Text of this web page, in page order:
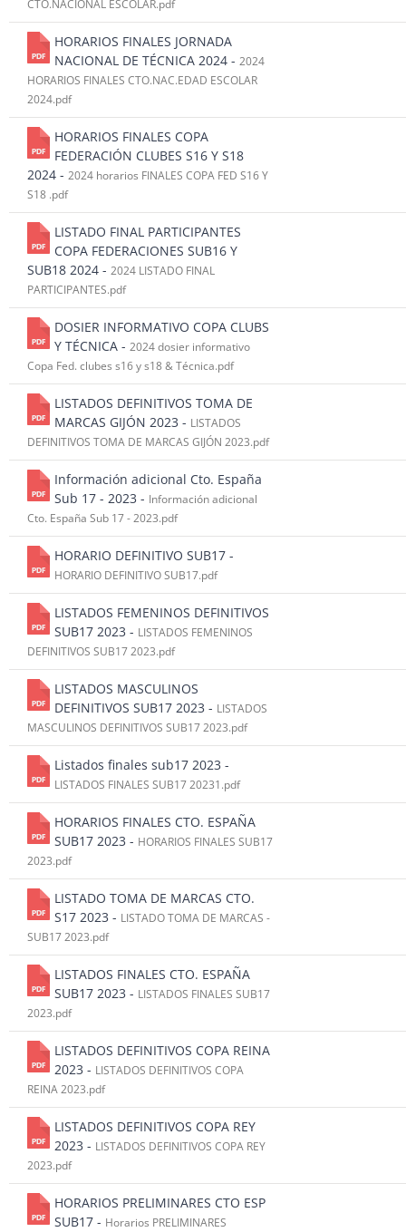
CTO.NACIONAL ESCOLAR.pdf
HORARIOS FINALES JORNADA
NACIONAL DE TÉCNICA 2024 - 2024
HORARIOS FINALES CTO.NAC.EDAD ESCOLAR
2024.pdf
HORARIOS FINALES COPA
FEDERACIÓN CLUBES S16 Y S18
2024 - 2024 horarios FINALES COPA FED S16 Y
S18 .pdf
LISTADO FINAL PARTICIPANTES
COPA FEDERACIONES SUB16 Y
SUB18 2024 - 2024 LISTADO FINAL
PARTICIPANTES.pdf
DOSIER INFORMATIVO COPA CLUBS
Y TÉCNICA - 2024 dosier informativo
Copa Fed. clubes s16 y s18 & Técnica.pdf
LISTADOS DEFINITIVOS TOMA DE
MARCAS GIJÓN 2023 - LISTADOS
DEFINITIVOS TOMA DE MARCAS GIJÓN 2023.pdf
Información adicional Cto. España
Sub 17 - 2023 - Información adicional
Cto. España Sub 17 - 2023.pdf
HORARIO DEFINITIVO SUB17 -
HORARIO DEFINITIVO SUB17.pdf
LISTADOS FEMENINOS DEFINITIVOS
SUB17 2023 - LISTADOS FEMENINOS
DEFINITIVOS SUB17 2023.pdf
LISTADOS MASCULINOS
DEFINITIVOS SUB17 2023 - LISTADOS
MASCULINOS DEFINITIVOS SUB17 2023.pdf
Listados finales sub17 2023 -
LISTADOS FINALES SUB17 20231.pdf
HORARIOS FINALES CTO. ESPAÑA
SUB17 2023 - HORARIOS FINALES SUB17
2023.pdf
LISTADO TOMA DE MARCAS CTO.
S17 2023 - LISTADO TOMA DE MARCAS -
SUB17 2023.pdf
LISTADOS FINALES CTO. ESPAÑA
SUB17 2023 - LISTADOS FINALES SUB17
2023.pdf
LISTADOS DEFINITIVOS COPA REINA
2023 - LISTADOS DEFINITIVOS COPA
REINA 2023.pdf
LISTADOS DEFINITIVOS COPA REY
2023 - LISTADOS DEFINITIVOS COPA REY
2023.pdf
HORARIOS PRELIMINARES CTO ESP
SUB17 - Horarios PRELIMINARES